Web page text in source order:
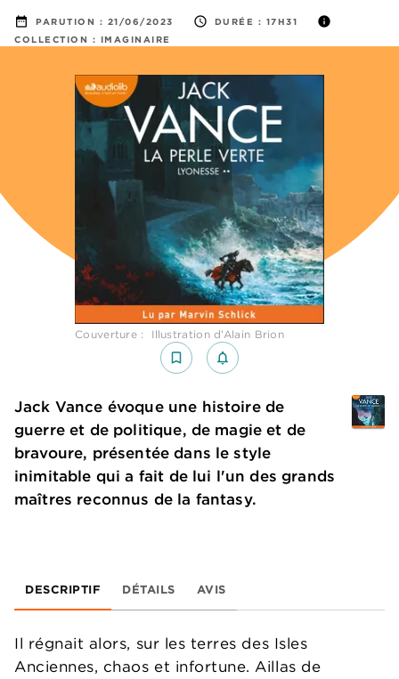
date_range PARUTION : 21/06/2023 access_time DURÉE : 17H31 info
COLLECTION : IMAGINAIRE
Couverture : Illustration d’Alain Brion
bookmark_border notifications_none_outlined
Jack Vance évoque une histoire de
guerre et de politique, de magie et de
bravoure, présentée dans le style
inimitable qui a fait de lui l'un des grands
maîtres reconnus de la fantasy.
DESCRIPTIF DÉTAILS AVIS
Il régnait alors, sur les terres des Isles
Anciennes, chaos et infortune. Aillas de